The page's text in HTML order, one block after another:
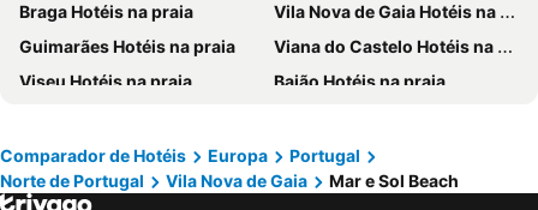
ibis Porto Sul Europarque
Vincci Porto
Portus Cale Hotel
Holiday Inn Porto - Gaia By Ihg
The Log Porto Hotel by Piamonte Hotels
Moov Hotel Porto Centro
Porto Antas Hotel
Hilton Porto Gaia
Hotel Premium Porto Maia
HF Ipanema Porto
Braga Hotéis na praia
Vila Nova de Gaia Hotéis na praia
Guimarães Hotéis na praia
Viana do Castelo Hotéis na praia
Viseu Hotéis na praia
Baião Hotéis na praia
Peneda-Gerês Hotéis na praia São Pedro do Sul Hotéis na praia
Matosinhos Hotéis na praia
Ílhavo Hotéis na praia
Comparador de Hotéis Europa
Portugal
Norte de Portugal
Vila Nova de Gaia Mar e Sol Beach